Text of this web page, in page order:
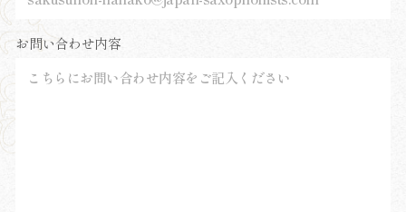
お問い合わせ内容